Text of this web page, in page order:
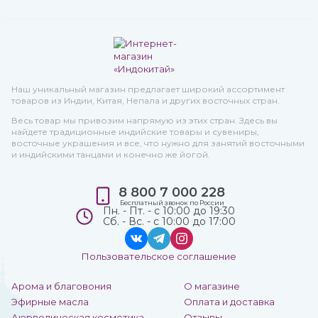
Наш уникальный магазин предлагает широкий ассортимент
товаров из Индии, Китая, Непала и других восточных стран.
Весь товар мы привозим напрямую из этих стран. Здесь вы
найдете традиционные индийские товары и сувениры,
восточные украшения и все, что нужно для занятий восточными
и индийскими танцами и конечно же йогой.
Арома и благовония
Эфирные масла
О магазине
Оплата и доставка
8 800 7 000 228
Бесплатный звонок по России
Пн. - Пт. - с 10:00 до 19:30
Сб. - Вс. - с 10:00 до 17:00
Пользовательское соглашение